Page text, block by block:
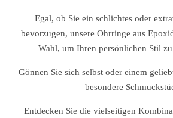
Egal, ob Sie ein schlichtes oder
bevorzugen, unsere Ohrringe aus
Wahl, um Ihren persönlichen Stil
Gönnen Sie sich selbst oder einem
besondere
Entdecken Sie die vielseitigen